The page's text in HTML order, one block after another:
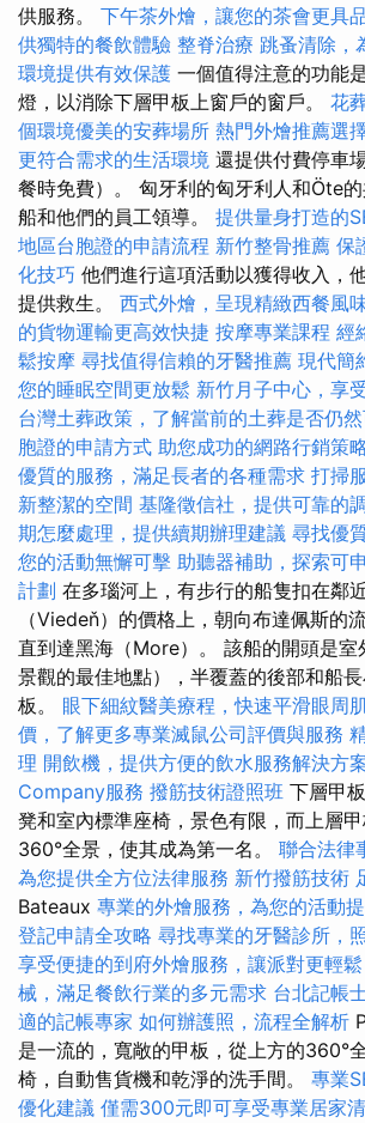
供服務。 下午茶外燴，讓您的茶會更具
供獨特的餐飲體驗 整脊治療 跳蚤清除，
環境提供有效保護 一個值得注意的功能
燈，以消除下層甲板上窗戶的窗戶。 花
個環境優美的安葬場所 熱門外燴推薦選
更符合需求的生活環境 還提供付費停車
餐時免費）。 匈牙利的匈牙利人和Öte
船和他們的員工領導。 提供量身打造的
地區台胞證的申請流程 新竹整骨推薦 保
化技巧 他們進行這項活動以獲得收入，
提供救生。 西式外燴，呈現精緻西餐風
的貨物運輸更高效快捷 按摩專業課程 經
鬆按摩 尋找值得信賴的牙醫推薦 現代簡
您的睡眠空間更放鬆 新竹月子中心，享
台灣土葬政策，了解當前的土葬是否仍
胞證的申請方式 助您成功的網路行銷策
優質的服務，滿足長者的各種需求 打掃
新整潔的空間 基隆徵信社，提供可靠的
期怎麼處理，提供續期辦理建議 尋找優
您的活動無懈可擊 助聽器補助，探索可
計劃 在多瑙河上，有步行的船隻扣在鄰
（Viedeň）的價格上，朝向布達佩斯的
直到達黑海（More）。 該船的開頭是
景觀的最佳地點），半覆蓋的後部和船
板。 眼下細紋醫美療程，快速平滑眼周
價，了解更多專業滅鼠公司評價與服務
理 開飲機，提供方便的飲水服務解決方
Company服務 撥筋技術證照班 下層甲
凳和室內標準座椅，景色有限，而上層
360°全景，使其成為第一名。 聯合法律
為您提供全方位法律服務 新竹撥筋技術
Bateaux 專業的外燴服務，為您的活動
登記申請全攻略 尋找專業的牙醫診所，
享受便捷的到府外燴服務，讓派對更輕鬆
械，滿足餐飲行業的多元需求 台北記帳
適的記帳專家 如何辦護照，流程全解析
是一流的，寬敞的甲板，從上方的360°
椅，自動售貨機和乾淨的洗手間。 專業
優化建議 僅需300元即可享受專業居家